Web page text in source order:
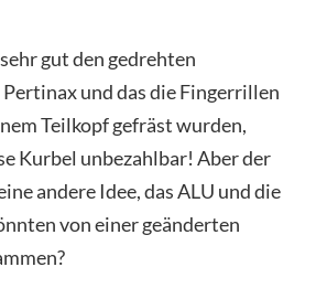
gut den gedrehten
und das die Fingerrillen
Teilkopf gefräst wurden,
Kurbel unbezahlbar! Aber der
andere Idee, das ALU und die
von einer geänderten